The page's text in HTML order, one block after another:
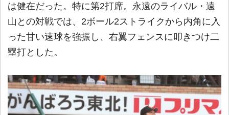
は健在だった。特に第2打席。永遠のライバル・遠
山との対戦では、2ボール2ストライクから内角に入
った甘い速球を強振し、右翼フェンスに叩きつけ二
塁打とした。